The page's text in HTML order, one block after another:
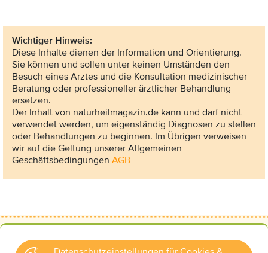
Wichtiger Hinweis:
Diese Inhalte dienen der Information und Orientierung.
Sie können und sollen unter keinen Umständen den
Besuch eines Arztes und die Konsultation medizinischer
Beratung oder professioneller ärztlicher Behandlung
ersetzen.
Der Inhalt von naturheilmagazin.de kann und darf nicht
verwendet werden, um eigenständig Diagnosen zu stellen
oder Behandlungen zu beginnen. Im Übrigen verweisen
wir auf die Geltung unserer Allgemeinen
Geschäftsbedingungen AGB